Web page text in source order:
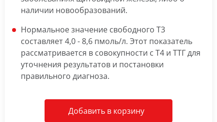
наличии новообразований.
Нормальное значение свободного Т3
составляет 4,0 - 8,6 пмоль/л. Этот показатель
рассматривается в совокупности с Т4 и ТТГ для
уточнения результатов и постановки
правильного диагноза.
Добавить в корзину